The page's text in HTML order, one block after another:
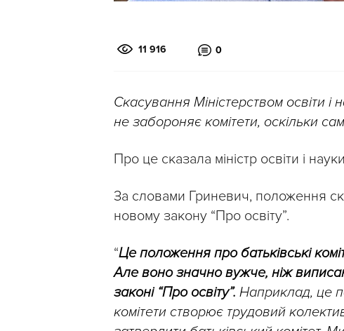
11 916 0
Скасування Міністерством освіти і
не забороняє комітети, оскільки
Про це сказала міністр освіти і науки
За словами Гриневич, положення
новому закону “Про освіту”.
“Це положення про батьківські
Але воно значно вужче, ніж
законі “Про освіту”. Наприклад, це
комітети створює трудовий